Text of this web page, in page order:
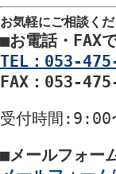
お気軽にご相談くだ
■お電話・FAX
TEL：053-
FAX：053-
受付時間 :9:00
■メールフォー